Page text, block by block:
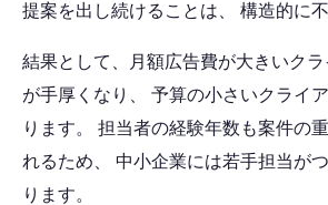
提案を出し続けることは、 構造的に不
結果として、月額広告費が大きいク
が手厚くなり、 予算の小さいクライ
ります。 担当者の経験年数も案件の
れるため、 中小企業には若手担当が
ります。